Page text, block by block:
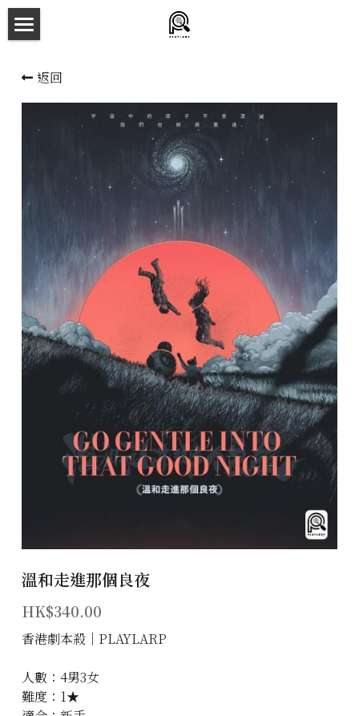
新本預告
劇本相冊
拼團快團群組
劇本殺介紹
新手須知
預約方法
主題房間
會員優惠
學生優惠
傳媒報道
聯絡我們
搜索
返回
溫和走進那個良夜
HK$340.00
香港劇本殺│PLAYLARP
人數：4男3女
難度：1★
商品分類
所有商品分類